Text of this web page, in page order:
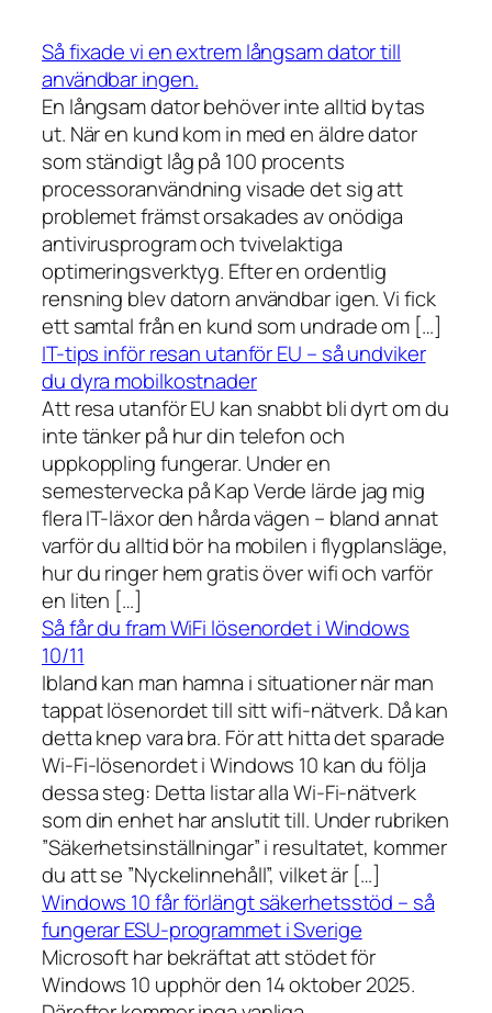
Så fixade vi en extrem långsam dator till
användbar ingen.
En långsam dator behöver inte alltid bytas
ut. När en kund kom in med en äldre dator
som ständigt låg på 100 procents
processoranvändning visade det sig att
problemet främst orsakades av onödiga
antivirusprogram och tvivelaktiga
optimeringsverktyg. Efter en ordentlig
rensning blev datorn användbar igen. Vi fick
ett samtal från en kund som undrade om […]
IT-tips inför resan utanför EU – så undviker
du dyra mobilkostnader
Att resa utanför EU kan snabbt bli dyrt om du
inte tänker på hur din telefon och
uppkoppling fungerar. Under en
semestervecka på Kap Verde lärde jag mig
flera IT-läxor den hårda vägen – bland annat
varför du alltid bör ha mobilen i flygplansläge,
hur du ringer hem gratis över wifi och varför
en liten […]
Så får du fram WiFi lösenordet i Windows
10/11
Ibland kan man hamna i situationer när man
tappat lösenordet till sitt wifi-nätverk. Då kan
detta knep vara bra. För att hitta det sparade
Wi-Fi-lösenordet i Windows 10 kan du följa
dessa steg: Detta listar alla Wi-Fi-nätverk
som din enhet har anslutit till. Under rubriken
”Säkerhetsinställningar” i resultatet, kommer
du att se ”Nyckelinnehåll”, vilket är […]
Windows 10 får förlängt säkerhetsstöd – så
fungerar ESU-programmet i Sverige
Microsoft har bekräftat att stödet för
Windows 10 upphör den 14 oktober 2025.